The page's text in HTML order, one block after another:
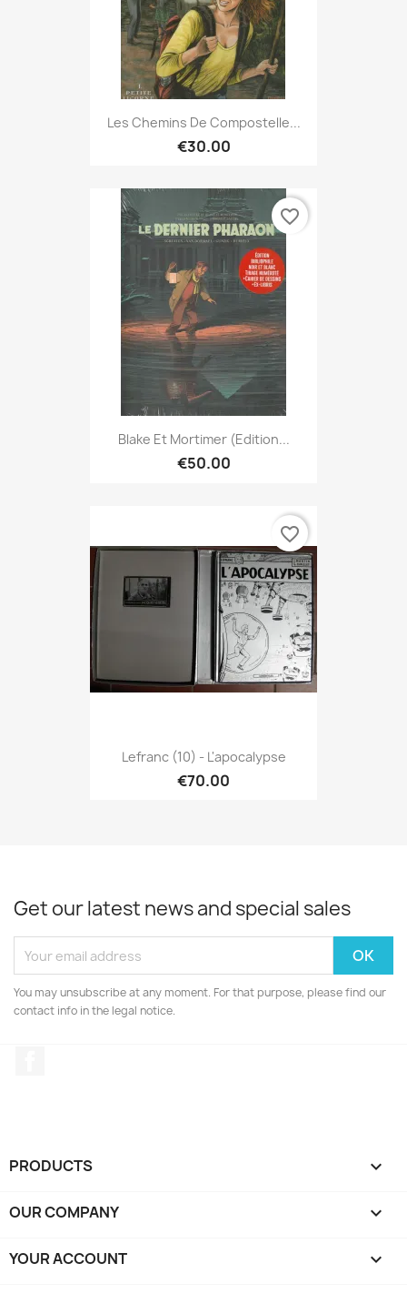
Les Chemins De Compostelle...
€30.00
Blake Et Mortimer (Edition...
€50.00
favorite_border
Lefranc (10) - L'apocalypse
€70.00
favorite_border
Get our latest news and special sales
You may unsubscribe at any moment. For that purpose, please find our
contact info in the legal notice.
PRODUCTS 
OUR COMPANY 
YOUR ACCOUNT 